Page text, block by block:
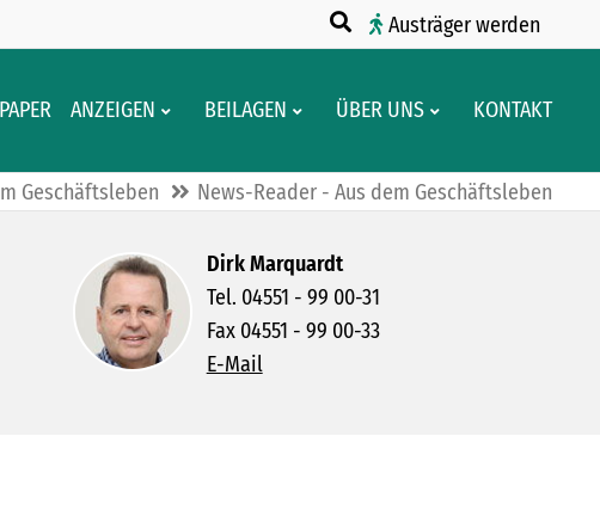
Austräger werden
ANZEIGEN BEILAGEN ÜBER UNS KONTAKT
Geschäftsleben News-Reader - Aus dem Geschäftsleben
Dirk Marquardt
Tel. 04551 - 99 00-31
Fax 04551 - 99 00-33
E-Mail